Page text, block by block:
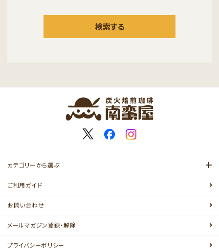
検索する
カテゴリーから選ぶ
ご利用ガイド
お問い合わせ
メールマガジン登録・解除
プライバシーポリシー